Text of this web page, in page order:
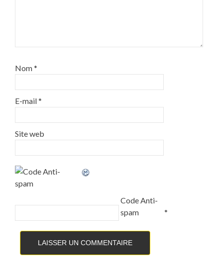
Nom*
E-mail*
Site web
Code Anti-
spam
*